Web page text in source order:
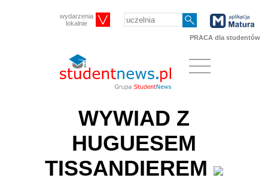
wydarzenia
lokalnie
PRACA dla studentów
WYWIAD Z
HUGUESEM
TISSANDIEREM